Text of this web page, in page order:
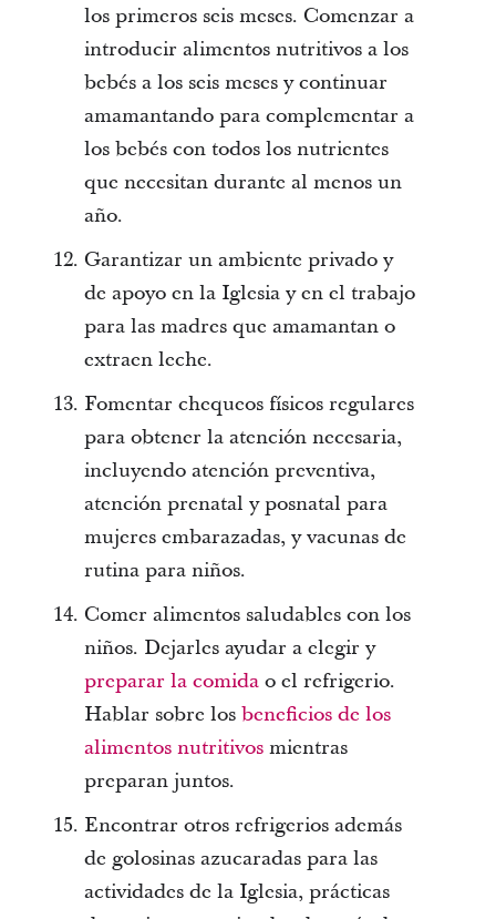
los primeros seis meses. Comenzar a
introducir alimentos nutritivos a los
bebés a los seis meses y continuar
amamantando para complementar a
los bebés con todos los nutrientes
que necesitan durante al menos un
año.
Garantizar un ambiente privado y
de apoyo en la Iglesia y en el trabajo
para las madres que amamantan o
extraen leche.
Fomentar chequeos físicos regulares
para obtener la atención necesaria,
incluyendo atención preventiva,
atención prenatal y posnatal para
mujeres embarazadas, y vacunas de
rutina para niños.
Comer alimentos saludables con los
niños. Dejarles ayudar a elegir y
preparar la comidao el refrigerio.
Hablar sobre los beneficios de los
alimentos nutritivosmientras
preparan juntos.
Encontrar otros refrigerios además
de golosinas azucaradas para las
actividades de la Iglesia, prácticas